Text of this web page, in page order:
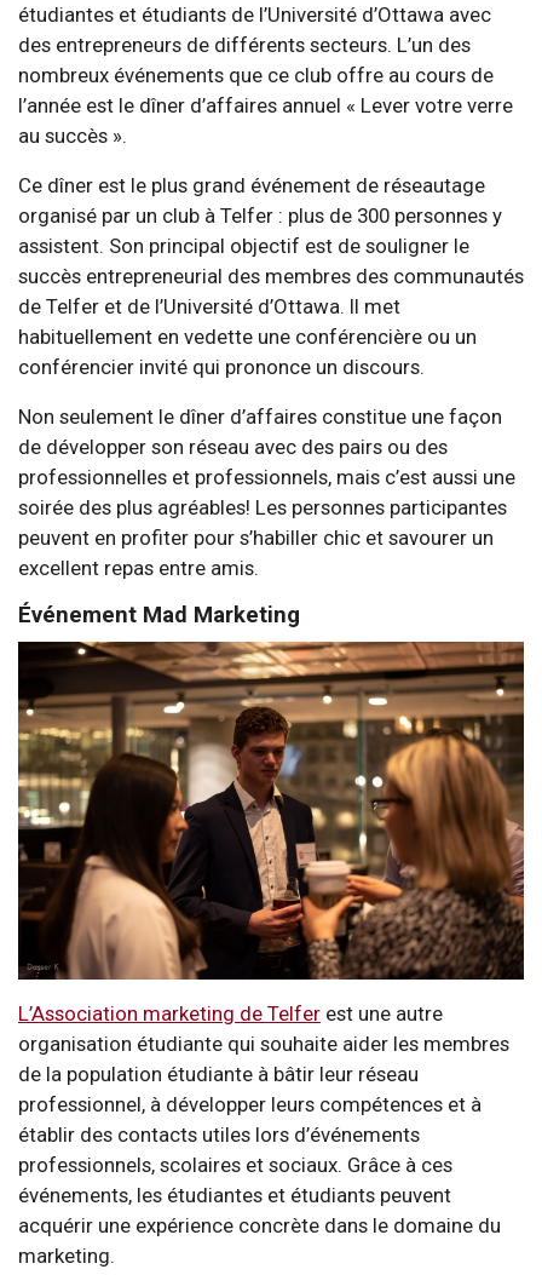
étudiantes et étudiants de l’Université d’Ottawa avec
des entrepreneurs de différents secteurs. L’un des
nombreux événements que ce club offre au cours de
l’année est le dîner d’affaires annuel « Lever votre verre
au succès ».
Ce dîner est le plus grand événement de réseautage
organisé par un club à Telfer : plus de 300 personnes y
assistent. Son principal objectif est de souligner le
succès entrepreneurial des membres des communautés
de Telfer et de l’Université d’Ottawa. Il met
habituellement en vedette une conférencière ou un
conférencier invité qui prononce un discours.
Non seulement le dîner d’affaires constitue une façon
de développer son réseau avec des pairs ou des
professionnelles et professionnels, mais c’est aussi une
soirée des plus agréables! Les personnes participantes
peuvent en profiter pour s’habiller chic et savourer un
excellent repas entre amis.
Événement Mad Marketing
L’Association marketing de Telfer est une autre
organisation étudiante qui souhaite aider les membres
de la population étudiante à bâtir leur réseau
professionnel, à développer leurs compétences et à
établir des contacts utiles lors d’événements
professionnels, scolaires et sociaux. Grâce à ces
événements, les étudiantes et étudiants peuvent
acquérir une expérience concrète dans le domaine du
marketing.